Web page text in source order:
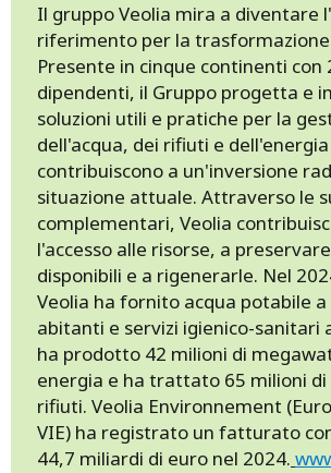
Il gruppo Veolia mira a diventare
riferimento per la trasformazione
Presente in cinque continenti con
dipendenti, il Gruppo progetta e
soluzioni utili e pratiche per la
dell'acqua, dei rifiuti e dell'energia
contribuiscono a un'inversione
situazione attuale. Attraverso le
complementari, Veolia
l'accesso alle risorse, a
disponibili e a rigenerarle. Nel
Veolia ha fornito acqua potabile
abitanti e servizi igienico-sanitari
ha prodotto 42 milioni di
energia e ha trattato 65 milioni
rifiuti. Veolia Environnement
VIE) ha registrato un fatturato
44,7 miliardi di euro nel 2024.